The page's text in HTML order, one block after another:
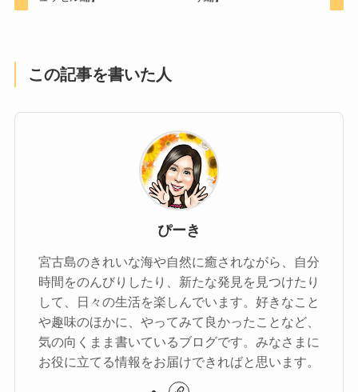
この記事を書いた人
ぴーき
宮古島のきれいな海や自然に癒されながら、自分
時間をのんびりしたり、新たな発見を見つけたり
して、日々の生活を楽しんでいます。好きなこと
や趣味のほかに、やってみて良かったことなど、
気の向くまま書いているブログです。みなさまに
お役に立てる情報をお届けできればと思います。